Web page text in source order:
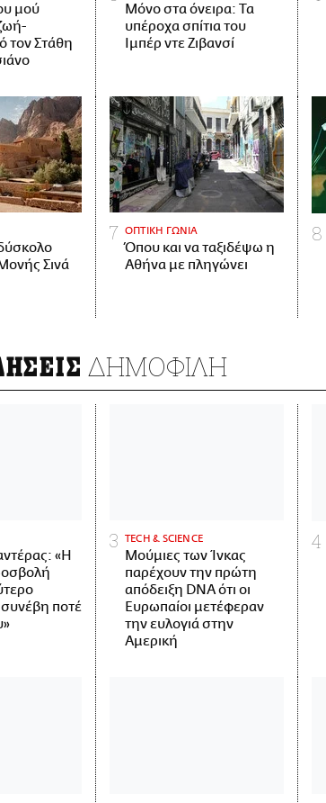
μού
τον Στάθη
Μόνο στα όνειρα: Τα
υπέροχα σπίτια του
Ιμπέρ ντε Ζιβανσί
Σινά
ΟΠΤΙΚΗ ΓΩΝΙΑ
Όπου και να ταξιδέψω η
Αθήνα με πληγώνει
ΔΗΜΟΦΙΛΗ
«Η
ποτέ
ΤECH & SCIENCE
Μούμιες των Ίνκας
παρέχουν την πρώτη
απόδειξη DNA ότι οι
Ευρωπαίοι μετέφεραν
την ευλογιά στην
Αμερική